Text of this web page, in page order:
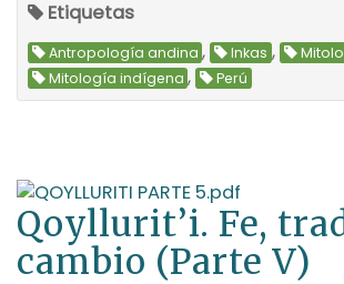
Etiquetas
Antropología andina , Inkas ,
Mitología indígena , Perú
Qoyllurit’i. Fe,
cambio (Parte V)